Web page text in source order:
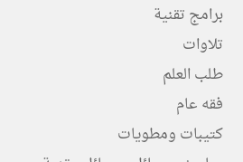
برامج تقنية
تلاوات
طلب العلم
فقه عام
كتيبات ومطويات